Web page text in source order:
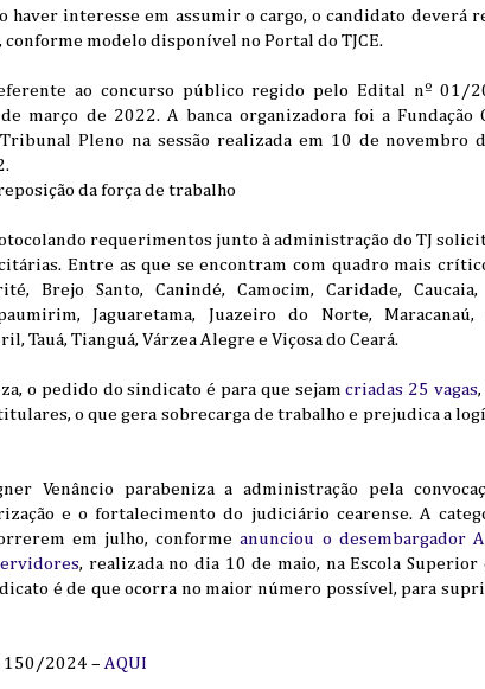
haver interesse em assumir o cargo, o candidato deverá
modelo disponível no Portal do TJCE.
ao concurso público regido pelo Edital nº 01/
março de 2022. A banca organizadora foi a Fundação
Pleno na sessão realizada em 10 de novembro
da força de trabalho
requerimentos junto à administração do TJ
Entre as que se encontram com quadro mais
Brejo Santo, Canindé, Camocim, Caridade,
Jaguaretama, Juazeiro do Norte, Maracanaú,
Tauá, Tianguá, Várzea Alegre e Viçosa do Ceará.
o pedido do sindicato é para que sejamcriadas 25 vagas
o que gera sobrecarga de trabalho e prejudica a
Venâncio parabeniza a administração pela
e o fortalecimento do judiciário cearense. A
em julho, conformeanunciou o desembargador
, realizada no dia 10 de maio, na Escola
é de que ocorra no maior número possível, para
150/2024 –AQUI